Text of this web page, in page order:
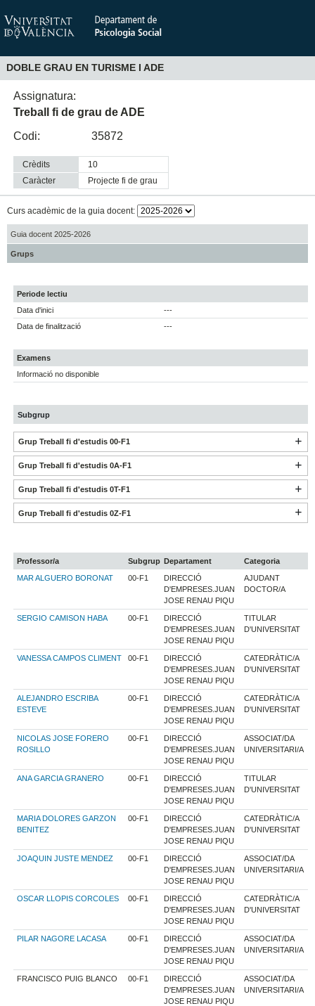
DOBLE GRAU EN TURISME I ADE
Assignatura:
Treball fi de grau de ADE
Codi:
35872
Crèdits
10
Caràcter
projecte fi de grau
Curs acadèmic de la guia docent:
Guia docent 2025-2026
Grups
Periode lectiu
Data d'inici
---
Data de finalització
---
Examens
Informació no disponible
Subgrup
Grup Treball fi d'estudis 00-F1
Grup Treball fi d'estudis 0A-F1
Grup Treball fi d'estudis 0T-F1
Grup Treball fi d'estudis 0Z-F1
Professor/a Subgrup Departament
Categoria
MAR ALGUERO BORONAT
00-F1
DIRECCIÓ
D'EMPRESES.JUAN
JOSE RENAU PIQU
AJUDANT
DOCTOR/A
SERGIO CAMISON HABA 00-F1
DIRECCIÓ
D'EMPRESES.JUAN
JOSE RENAU PIQU
TITULAR
D'UNIVERSITAT
VANESSA CAMPOS CLIMENT 00-F1
DIRECCIÓ
D'EMPRESES.JUAN
JOSE RENAU PIQU
CATEDRÀTIC/A
D'UNIVERSITAT
ALEJANDRO ESCRIBA
ESTEVE
00-F1
DIRECCIÓ
D'EMPRESES.JUAN
JOSE RENAU PIQU
CATEDRÀTIC/A
D'UNIVERSITAT
NICOLAS JOSE FORERO
ROSILLO
00-F1
DIRECCIÓ
D'EMPRESES.JUAN
JOSE RENAU PIQU
ASSOCIAT/DA
UNIVERSITARI/A
ANA GARCIA GRANERO 00-F1
DIRECCIÓ
D'EMPRESES.JUAN
JOSE RENAU PIQU
TITULAR
D'UNIVERSITAT
MARIA DOLORES GARZON
BENITEZ
00-F1
DIRECCIÓ
D'EMPRESES.JUAN
JOSE RENAU PIQU
CATEDRÀTIC/A
D'UNIVERSITAT
JOAQUIN JUSTE MENDEZ 00-F1
DIRECCIÓ
D'EMPRESES.JUAN
JOSE RENAU PIQU
ASSOCIAT/DA
UNIVERSITARI/A
OSCAR LLOPIS CORCOLES 00-F1
DIRECCIÓ
D'EMPRESES.JUAN
JOSE RENAU PIQU
CATEDRÀTIC/A
D'UNIVERSITAT
PILAR NAGORE LACASA 00-F1
DIRECCIÓ
D'EMPRESES.JUAN
JOSE RENAU PIQU
ASSOCIAT/DA
UNIVERSITARI/A
FRANCISCO PUIG BLANCO 00-F1
DIRECCIÓ
D'EMPRESES.JUAN
JOSE RENAU PIQU
ASSOCIAT/DA
UNIVERSITARI/A